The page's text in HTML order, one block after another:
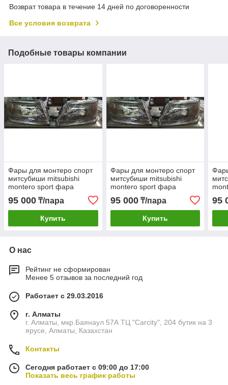
Возврат товара в течение 14 дней по договоренности
Все условия возврата
Подобные товары компании
Фары для монтеро спорт
митсубиши mitsubishi
montero sport фара
паджеро спорт 1999 -
2007
95 000 ₸/пара
Купить
Фары для монтеро спорт
митсубиши mitsubishi
montero sport фара
паджеро спорт 1999 -
2007
95 000₸/пара
Купить
95
О нас
Рейтинг не сформирован
Менее 5 отзывов за последний год
Работает с 29.03.2016
г. Алматы
г. Алматы, мкр.Баянаул 57А ТЦ "Carcity", 204 бутик на 3
ярусе, Алматы, Казахстан
Контакты
Сегодня работает с 09:00 до 17:00
Показать весь график работы